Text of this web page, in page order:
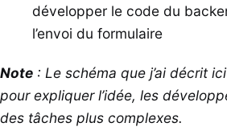
développer le code du
l’envoi du formulaire
Note : Le schéma que j’ai décrit
pour expliquer l’idée, les
des tâches plus complexes.